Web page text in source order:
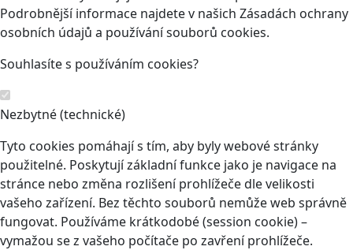
Podrobnější informace najdete v našich Zásadách ochrany
osobních údajů a používání souborů cookies.
Souhlasíte s používáním cookies?
Nezbytné (technické)
Tyto cookies pomáhají s tím, aby byly webové stránky
použitelné. Poskytují základní funkce jako je navigace na
stránce nebo změna rozlišení prohlížeče dle velikosti
vašeho zařízení. Bez těchto souborů nemůže web správně
fungovat. Používáme krátkodobé (session cookie) –
vymažou se z vašeho počítače po zavření prohlížeče.